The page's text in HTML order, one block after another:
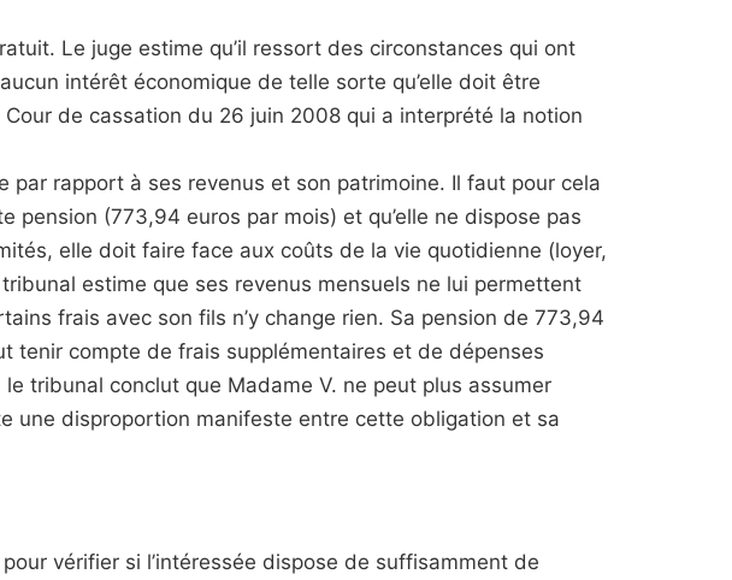
Le juge estime qu’il ressort des circonstances qui ont
intérêt économique de telle sorte qu’elle doit être
de cassation du 26 juin 2008 qui a interprété la notion
par rapport à ses revenus et son patrimoine. Il faut pour cela
pension (773,94 euros par mois) et qu’elle ne dispose pas
elle doit faire face aux coûts de la vie quotidienne (loyer,
estime que ses revenus mensuels ne lui permettent
frais avec son fils n’y change rien. Sa pension de 773,94
tenir compte de frais supplémentaires et de dépenses
tribunal conclut que Madame V. ne peut plus assumer
une disproportion manifeste entre cette obligation et sa
vérifier si l’intéressée dispose de suffisamment de